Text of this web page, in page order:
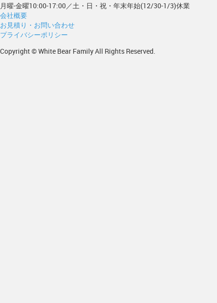
月曜-金曜10:00-17:00／土・日・祝・年末年始(12/30-1/3)休業
会社概要
お見積り・お問い合わせ
プライバシーポリシー
Copyright © White Bear Family All Rights Reserved.